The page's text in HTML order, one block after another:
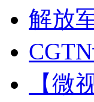
解放
【微